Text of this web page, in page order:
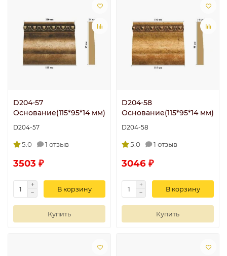
D204-57
Основание(115*95*14 мм)
D204-57
5.0 1 отзыв
3503 ₽
В корзину
Купить
D204-58
Основание(115*95*14 мм)
D204-58
5.0 1 отзыв
3046 ₽
В корзину
Купить